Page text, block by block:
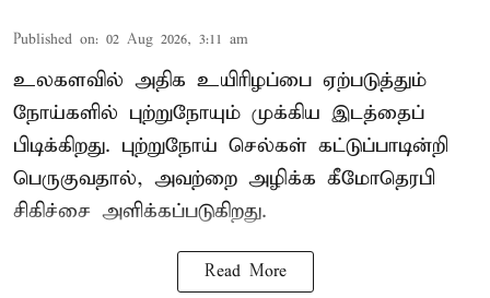
Published on: 02 Aug 2026, 3:11 am
உலகளவில் அதிக உயிரிழப்பை ஏற்படுத்தும்
நோய்களில் புற்றுநோயும் முக்கிய இடத்தைப்
பிடிக்கிறது. புற்றுநோய் செல்கள் கட்டுப்பாடின்றி
பெருகுவதால், அவற்றை அழிக்க கீமோதெரபி
சிகிச்சை அளிக்கப்படுகிறது.
Read More